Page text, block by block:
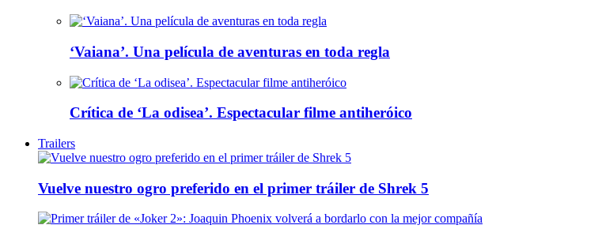
‘Vaiana’. Una película de aventuras en toda regla
Crítica de ‘La odisea’. Espectacular filme antiheróico
Trailers
Vuelve nuestro ogro preferido en el primer tráiler de Shrek 5